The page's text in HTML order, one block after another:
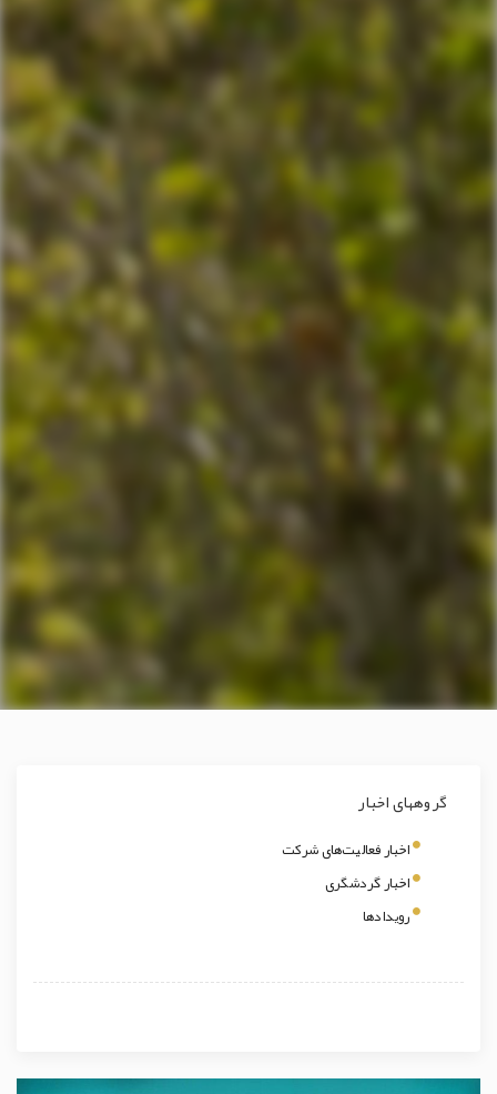
گروههای اخبار
اخبار فعالیت‌های شرکت
اخبار گردشگری
رویدادها